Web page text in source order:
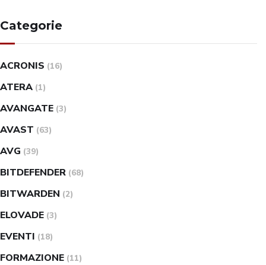
Categorie
ACRONIS (16)
ATERA (1)
AVANGATE (3)
AVAST (63)
AVG (39)
BITDEFENDER (68)
BITWARDEN (2)
ELOVADE (3)
EVENTI (18)
FORMAZIONE (11)